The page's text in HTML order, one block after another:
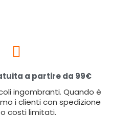
a partire da 99€
ingombranti. Quando è
i clienti con spedizione
costi limitati.